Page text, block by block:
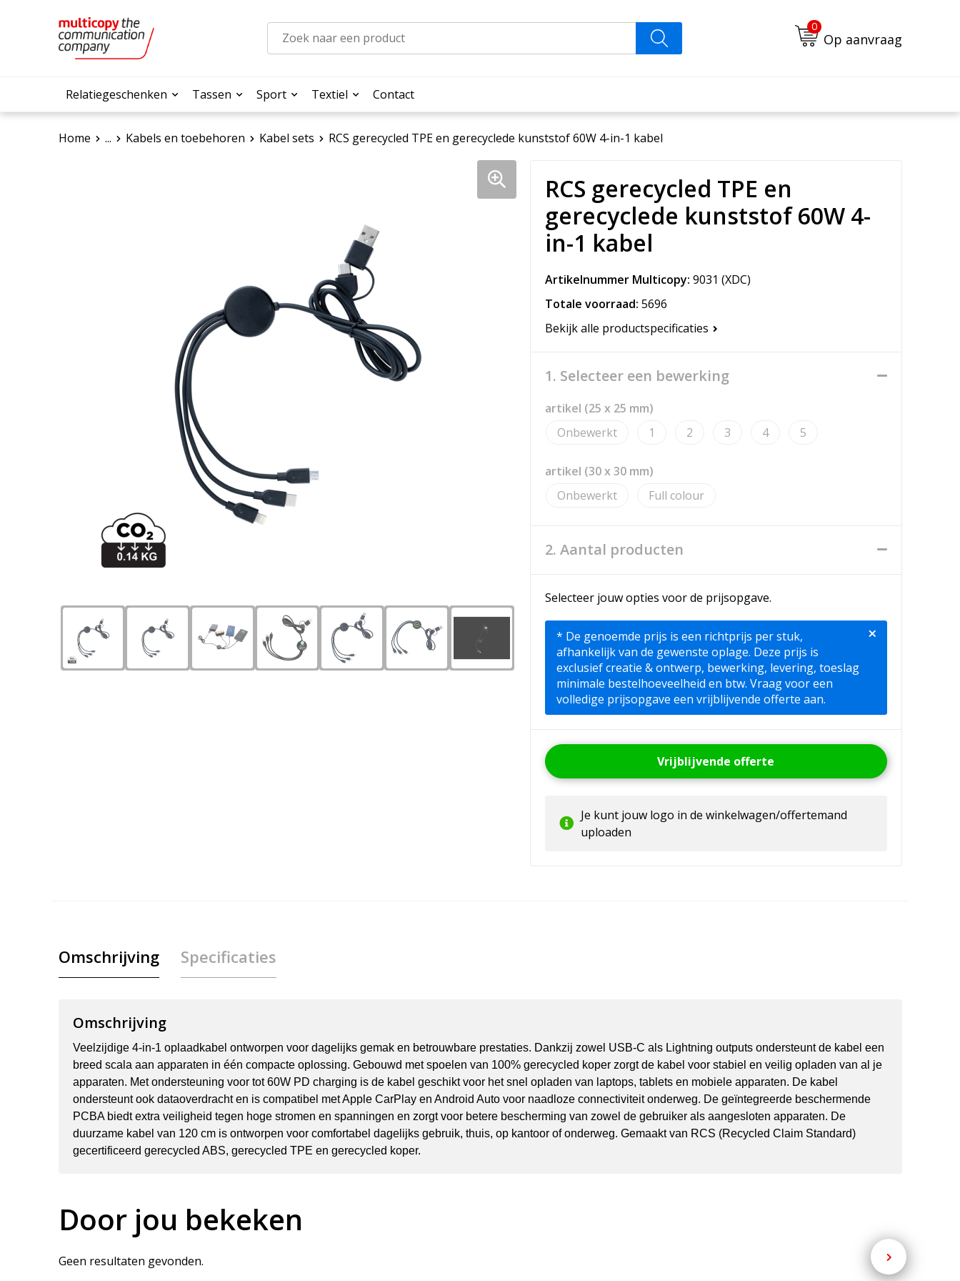
0
Op aanvraag
Relatiegeschenken Tassen Sport Textiel Contact
Home ... Kabels en toebehoren Kabel sets RCS gerecycled TPE en gerecyclede kunststof 60W 4-in-1 kabel
RCS gerecycled TPE en
gerecyclede kunststof 60W 4-
in-1 kabel
Artikelnummer Multicopy: 9031 (XDC)
Totale voorraad: 5696
Bekijk alle productspecificaties
1. Selecteer een bewerking
artikel (25 x 25 mm)
Onbewerkt
1 2 3 4 5
artikel (30 x 30 mm)
Onbewerkt
Full colour
2. Aantal producten
Selecteer jouw opties voor de prijsopgave.
* De genoemde prijs is een richtprijs per stuk,
afhankelijk van de gewenste oplage. Deze prijs is
exclusief creatie & ontwerp, bewerking, levering, toeslag
minimale bestelhoeveelheid en btw. Vraag voor een
volledige prijsopgave een vrijblijvende offerte aan.
×
Vrijblijvende offerte
Je kunt jouw logo in de winkelwagen/offertemand
uploaden
Omschrijving Specificaties
Omschrijving
Veelzijdige 4-in-1 oplaadkabel ontworpen voor dagelijks gemak en betrouwbare prestaties. Dankzij zowel USB-C als Lightning outputs ondersteunt de kabel een
breed scala aan apparaten in één compacte oplossing. Gebouwd met spoelen van 100% gerecycled koper zorgt de kabel voor stabiel en veilig opladen van al je
apparaten. Met ondersteuning voor tot 60W PD charging is de kabel geschikt voor het snel opladen van laptops, tablets en mobiele apparaten. De kabel
ondersteunt ook dataoverdracht en is compatibel met Apple CarPlay en Android Auto voor naadloze connectiviteit onderweg. De geïntegreerde beschermende
PCBA biedt extra veiligheid tegen hoge stromen en spanningen en zorgt voor betere bescherming van zowel de gebruiker als aangesloten apparaten. De
duurzame kabel van 120 cm is ontworpen voor comfortabel dagelijks gebruik, thuis, op kantoor of onderweg. Gemaakt van RCS (Recycled Claim Standard)
gecertificeerd gerecycled ABS, gerecycled TPE en gerecycled koper.
Door jou bekeken
Geen resultaten gevonden.